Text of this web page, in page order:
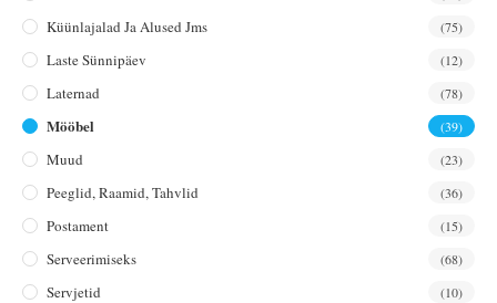
Küünlajalad Ja Alused Jms (75)
Laste Sünnipäev (12)
Laternad (78)
Mööbel (39)
Muud (23)
Peeglid, Raamid, Tahvlid (36)
Postament (15)
Serveerimiseks (68)
Servjetid (10)